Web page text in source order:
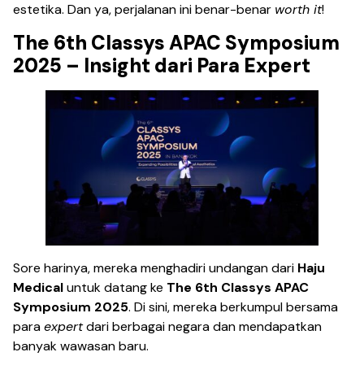
estetika. Dan ya, perjalanan ini benar-benar worth it!
The 6th Classys APAC Symposium
2025 – Insight dari Para Expert
Sore harinya, mereka menghadiri undangan dari Haju
Medicaluntuk datang ke The 6th Classys APAC
Symposium 2025. Di sini, mereka berkumpul bersama
paraexpertdari berbagai negara dan mendapatkan
banyak wawasan baru.